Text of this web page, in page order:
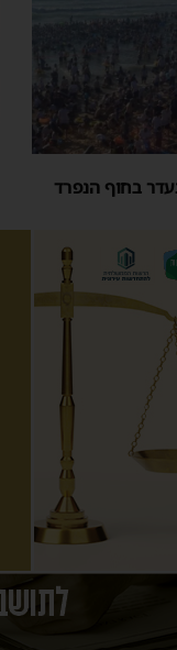
בחוף הנפרד